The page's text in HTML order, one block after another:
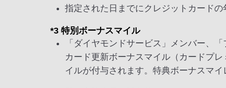
指定された日までにクレジットカード
*3 特別ボーナスマイル
「ダイヤモンドサービス」メンバー、
カード更新ボーナスマイル（カードプ
イルが付与されます。特典ボーナスマ